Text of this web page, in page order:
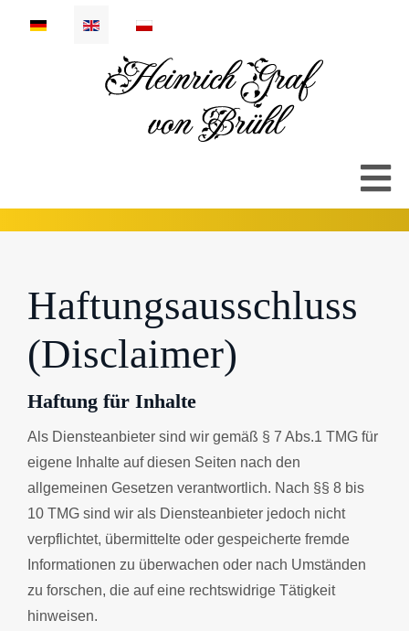
Haftungsausschluss
(Disclaimer)
Haftung für Inhalte
Als Diensteanbieter sind wir gemäß § 7 Abs.1 TMG für
eigene Inhalte auf diesen Seiten nach den
allgemeinen Gesetzen verantwortlich. Nach §§ 8 bis
10 TMG sind wir als Diensteanbieter jedoch nicht
verpflichtet, übermittelte oder gespeicherte fremde
Informationen zu überwachen oder nach Umständen
zu forschen, die auf eine rechtswidrige Tätigkeit
hinweisen.